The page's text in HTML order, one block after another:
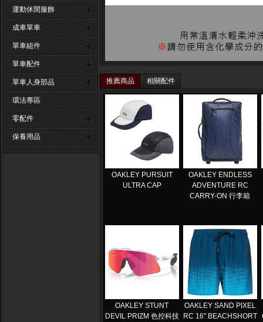
運動休閒服飾
成車單車
單車組件
單車配件
單車人身部品
環法專區
零配件
保養用品
推薦商品 相關配件
OAKLEY PURSUIT
ULTRA CAP
OAKLEY ENDLESS
ADVENTURE RC
CARRY-ON 行李箱
OAKLEY STUNT
DEVIL PRIZM 色控科技
OAKLEY SAND PIXEL
RC 16" BEACHSHORT